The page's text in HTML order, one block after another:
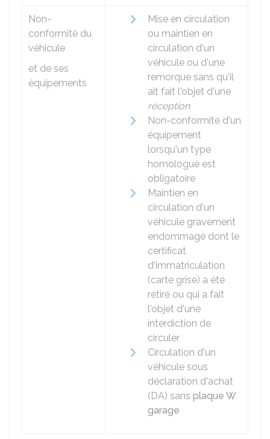
Non-
conformité du
véhicule
et de ses
équipements
Mise en circulation
ou maintien en
circulation d'un
véhicule ou d'une
remorque sans qu'il
ait fait l'objet d'une
réception
Non-conformité d'un
équipement
lorsqu'un type
homologué est
obligatoire
Maintien en
circulation d'un
véhicule gravement
endommagé dont le
certificat
d'immatriculation
(carte grise) a été
retiré ou qui a fait
l'objet d'une
interdiction de
circuler
Circulation d'un
véhicule sous
déclaration d'achat
(DA) sans plaque W
garage